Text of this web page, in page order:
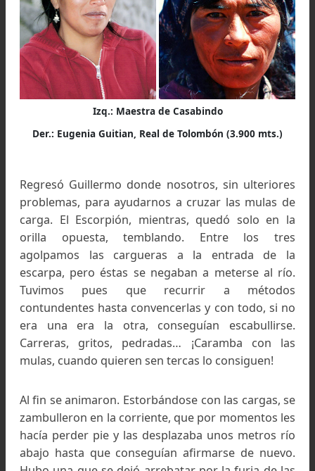
El Qhapaq Ñan (reciclado) antes de Rinconadillas,
mts.